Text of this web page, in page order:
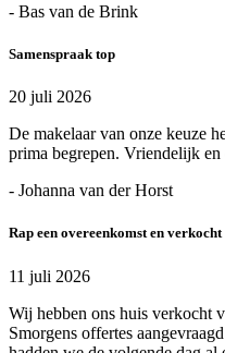
- Bas van de Brink
Samenspraak top
20 juli 2026
De makelaar van onze keuze
prima begrepen. Vriendelijk
- Johanna van der Horst
Rap een overeenkomst en verkocht
11 juli 2026
Wij hebben ons huis verkocht
Smorgens offertes